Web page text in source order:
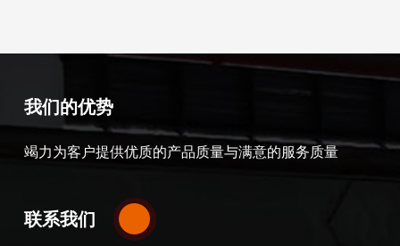
我们的优势
竭力为客户提供优质的产品质量与满意的服务质量
联系我们